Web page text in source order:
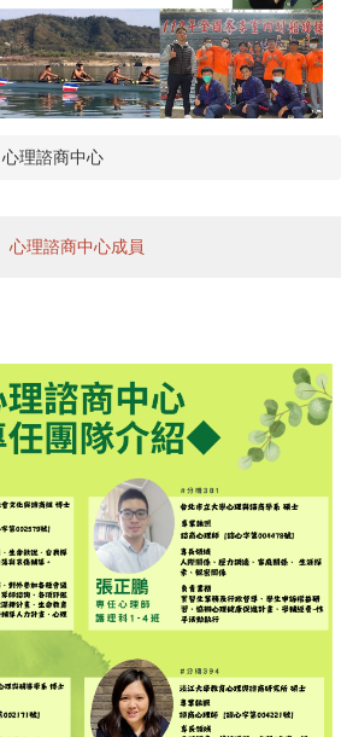
心理諮商中心
心理諮商中心成員